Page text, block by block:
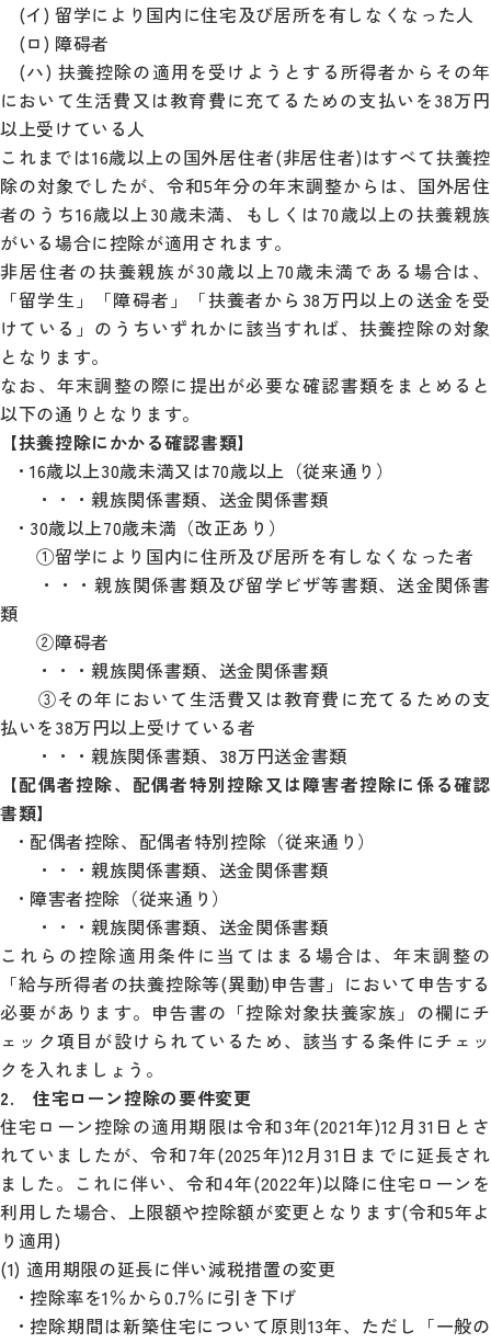
(イ) 留学により国内に住宅及び居所を有しなくなった人
(ロ) 障碍者
(ハ) 扶養控除の適用を受けようとする所得者からその年
において生活費又は教育費に充てるための支払いを38万円
以上受けている人
これまでは16歳以上の国外居住者(非居住者)はすべて扶養控
除の対象でしたが、令和5年分の年末調整からは、国外居住
者のうち16歳以上30歳未満、もしくは70歳以上の扶養親族
がいる場合に控除が適用されます。
非居住者の扶養親族が30歳以上70歳未満である場合は、
「留学生」「障碍者」「扶養者から38万円以上の送金を受
けている」のうちいずれかに該当すれば、扶養控除の対象
となります。
なお、年末調整の際に提出が必要な確認書類をまとめると
以下の通りとなります。
【扶養控除にかかる確認書類】
• 16歳以上30歳未満又は70歳以上（従来通り）
・・・親族関係書類、送金関係書類
• 30歳以上70歳未満（改正あり）
①留学により国内に住所及び居所を有しなくなった者
・・・親族関係書類及び留学ビザ等書類、送金関係書
類
②障碍者
・・・親族関係書類、送金関係書類
③その年において生活費又は教育費に充てるための支
払いを38万円以上受けている者
・・・親族関係書類、38万円送金書類
【配偶者控除、配偶者特別控除又は障害者控除に係る確認
書類】
• 配偶者控除、配偶者特別控除（従来通り）
・・・親族関係書類、送金関係書類
• 障害者控除（従来通り）
・・・親族関係書類、送金関係書類
これらの控除適用条件に当てはまる場合は、年末調整の
「給与所得者の扶養控除等(異動)申告書」において申告する
必要があります。申告書の「控除対象扶養家族」の欄にチ
ェック項目が設けられているため、該当する条件にチェッ
クを入れましょう。
2. 住宅ローン控除の要件変更
住宅ローン控除の適用期限は令和3年(2021年)12月31日とさ
れていましたが、令和7年(2025年)12月31日までに延長され
ました。これに伴い、令和4年(2022年)以降に住宅ローンを
利用した場合、上限額や控除額が変更となります(令和5年よ
り適用)
(1) 適用期限の延長に伴い減税措置の変更
• 控除率を1％から0.7％に引き下げ
• 控除期間は新築住宅について原則13年、ただし「一般の